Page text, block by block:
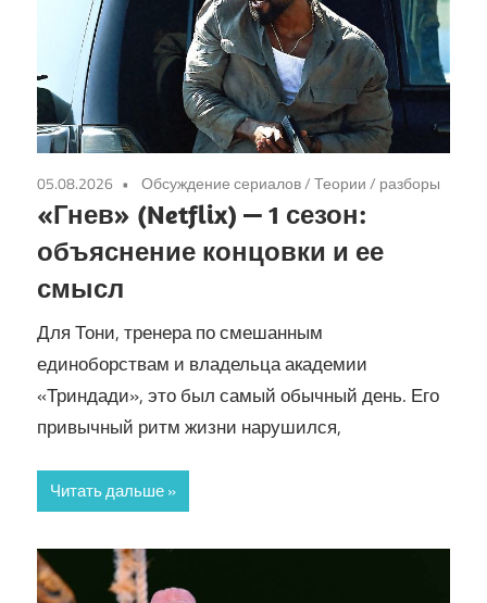
05.08.2026 Обсуждение сериалов/Теории / разборы
«Гнев» (Netflix) — 1 сезон:
объяснение концовки и ее
смысл
Для Тони, тренера по смешанным
единоборствам и владельца академии
«Триндади», это был самый обычный день. Его
привычный ритм жизни нарушился,
Читать дальше